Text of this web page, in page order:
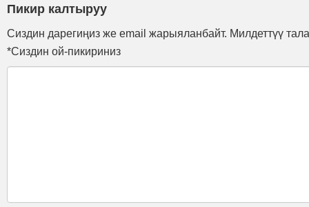
Пикир калтыруу
Сиздин дарегиңиз же email жарыяланбайт. Милдеттүү
*Сиздин ой-пикириниз